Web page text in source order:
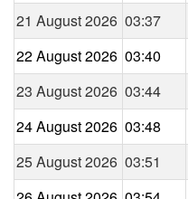
21 August 2026 03:37
22 August 2026 03:40
23 August 2026 03:44
24 August 2026 03:48
25 August 2026 03:51